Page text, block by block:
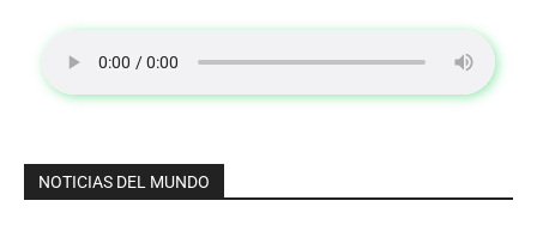
NOTICIAS DEL MUNDO